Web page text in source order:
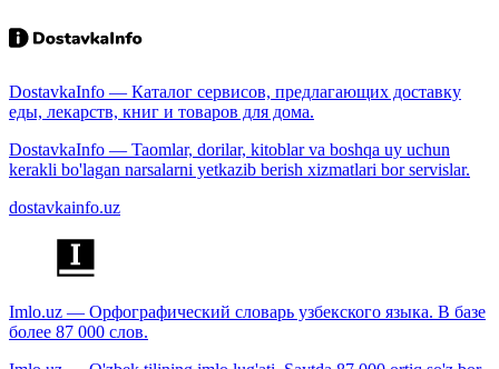
DostavkaInfo — Каталог сервисов, предлагающих доставку
еды, лекарств, книг и товаров для дома.
DostavkaInfo — Taomlar, dorilar, kitoblar va boshqa uy uchun
kerakli bo'lagan narsalarni yetkazib berish xizmatlari bor servislar.
dostavkainfo.uz
Imlo.uz — Орфографический словарь узбекского языка. В базе
более 87 000 слов.